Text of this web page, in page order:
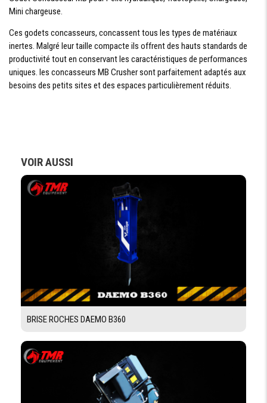
MM 250 / 250 /
250
Demande De Devis
Mini chargeuse.
Ces godets concasseurs, concassent tous les types de matériaux
inertes. Malgré leur taille compacte ils offrent des hauts standards de
productivité tout en conservant les caractéristiques de performances
uniques. les concasseurs MB Crusher sont parfaitement adaptés aux
besoins des petits sites et des espaces particulièrement réduits.
VOIR AUSSI
BRISE ROCHES DAEMO B360